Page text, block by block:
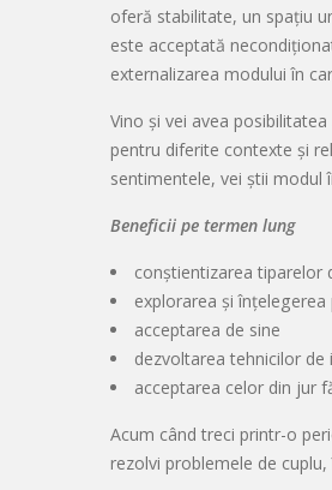
oferă stabilitate, un spațiu
este acceptată
externalizarea modului în
Vino și vei avea
pentru diferite contexte și
sentimentele, vei știi modul
Beneficii pe termen lung
conștientizarea tiparelor
explorarea și
acceptarea de sine
dezvoltarea tehnicilor de
acceptarea celor din jur
Acum când treci printr-o
rezolvi problemele de